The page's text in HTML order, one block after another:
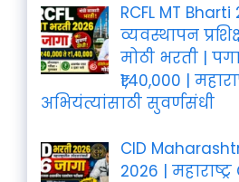
RCFL MT
व्यवस्थापन
मोठी भरती |
₹1,40,000 |
अभियंत्यांसाठी सुवर्णसंधी
CID
2026 |